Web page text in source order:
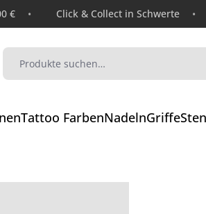
€ Click & Collect in Schwerte
Tattoo FarbenNadelnGriffe